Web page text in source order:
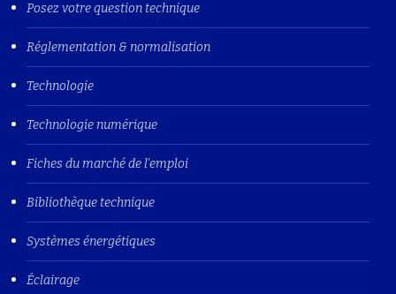
Posez votre question technique
Réglementation & normalisation
Technologie
Technologie numérique
Fiches du marché de l'emploi
Bibliothèque technique
Systèmes énergétiques
Éclairage